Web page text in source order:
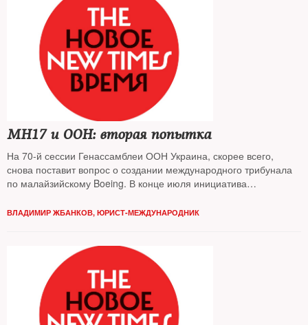
MH17 и ООН: вторая попытка
На 70-й сессии Генассамблеи ООН Украина, скорее всего,
снова поставит вопрос о создании международного трибунала
по малайзийскому Boeing. В конце июля инициатива
его обойти в сентябре — разбирался The New Times
ВЛАДИМИР ЖБАНКОВ, ЮРИСТ-МЕЖДУНАРОДНИК